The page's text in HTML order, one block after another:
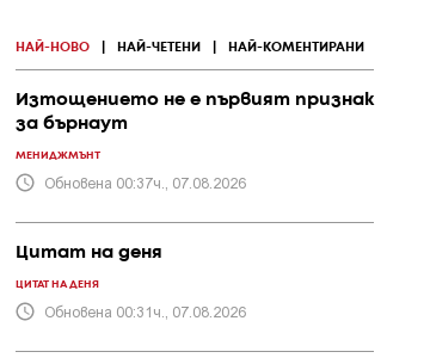
събития
НАЙ-НОВО НАЙ-ЧЕТЕНИ НАЙ-КОМЕНТИРАНИ
Изтощението не е първият признак
за бърнаут
МЕНИДЖМЪНТ
Обновена 00:37ч., 07.08.2026
Цитат на деня
ЦИТАТ НА ДЕНЯ
Обновена 00:31ч., 07.08.2026